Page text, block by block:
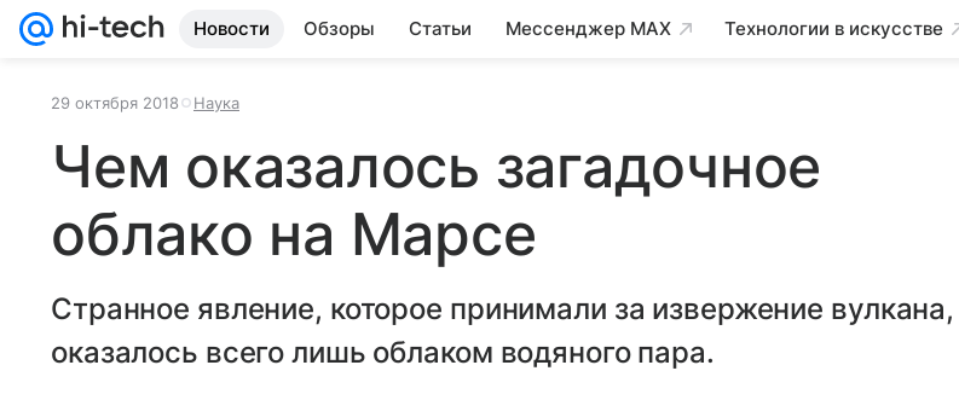
Новости Обзоры Статьи Мессенджер MAX Технологии в искусстве
29 октября 2018 Наука
Чем оказалось загадочное
облако на Марсе
Странное явление, которое принимали за извержение вулкана,
оказалось всего лишь облаком водяного пара.